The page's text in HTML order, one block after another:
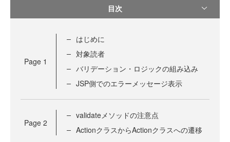
目次
Page 1
はじめに
対象読者
バリデーション・ロジックの組み込み
JSP側でのエラーメッセージ表示
Page 2
validateメソッドの注意点
ActionクラスからActionクラスへの遷移